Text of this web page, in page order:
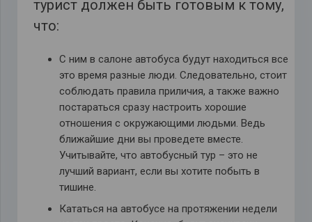
турист должен быть готовым к тому,
что:
С ним в салоне автобуса будут находиться все
это время разные люди. Следовательно, стоит
соблюдать правила приличия, а также важно
постараться сразу настроить хорошие
отношения с окружающими людьми. Ведь
ближайшие дни вы проведете вместе.
Учитывайте, что автобусный тур – это не
лучший вариант, если вы хотите побыть в
тишине.
Кататься на автобусе на протяжении недели